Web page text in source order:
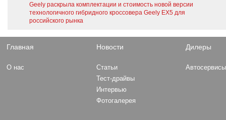
Geely раскрыла комплектации и стоимость новой версии
технологичного гибридного кроссовера Geely EX5 для
российского рынка
Главная
О нас
Новости
Статьи
Тест-драйвы
Интервью
Фотогалерея
Дилеры
Автосервисы